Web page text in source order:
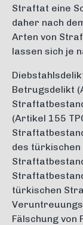
Straftat eine
daher nach
Arten von
lassen sich je
Betrugsdelikt
(Artikel 155
des
türkischen
Fälschung von